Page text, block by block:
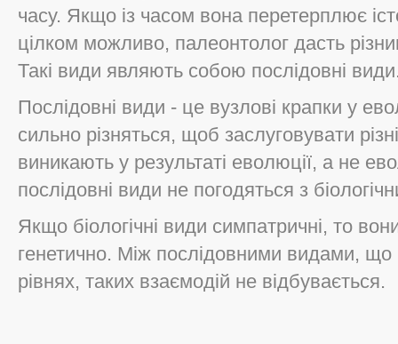
часу. Якщо із часом вона перетерплює
цілком можливо, палеонтолог дасть
Такі види являють собою послідовні
Послідовні види - це вузлові крапки у
сильно різняться, щоб заслуговувати
виникають у результаті еволюції, а не
послідовні види не погодяться з
Якщо біологічні види симпатричні, то
генетично. Між послідовними видами, що
рівнях, таких взаємодій не відбувається.